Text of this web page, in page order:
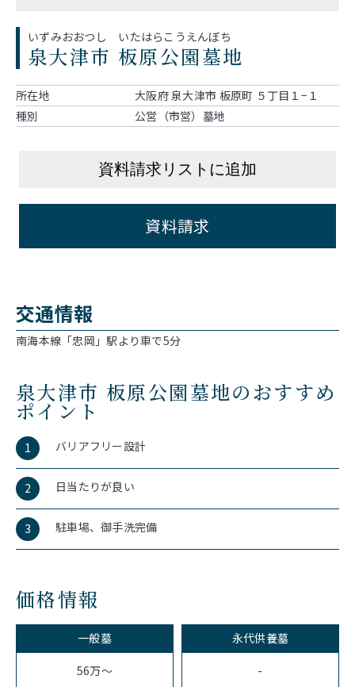
いずみおおつし いたはらこうえんぼち
泉大津市 板原公園墓地
所在地
大阪府 泉大津市 板原町 ５丁目１−１
種別
公営（市営）墓地
資料請求リストに追加
資料請求
交通情報
南海本線「忠岡」駅より車で5分
泉大津市 板原公園墓地のおすすめ
ポイント
1 バリアフリー設計
2 日当たりが良い
3 駐車場、御手洗完備
価格情報
一般墓
56万～
永代供養墓
-